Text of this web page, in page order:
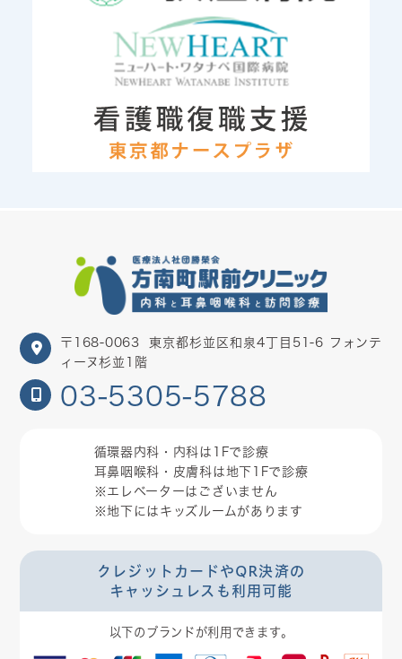
〒168-0063
東京都杉並区和泉4丁目51-6 フォンテ
ィーヌ杉並1階
03-5305-5788
循環器内科・内科は1Fで診療
耳鼻咽喉科・皮膚科は地下1Fで診療
※エレベーターはございません
※地下にはキッズルームがあります
クレジットカードやQR決済の
キャッシュレスも利用可能
以下のブランドが利用できます。